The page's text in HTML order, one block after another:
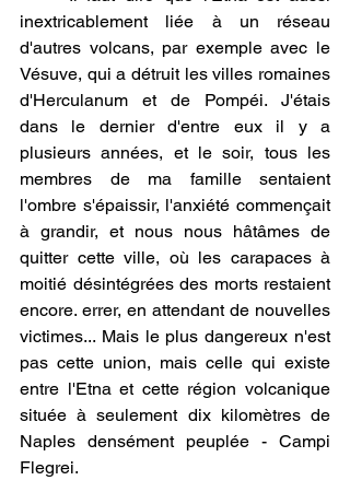
inextricablement liée à un réseau
d'autres volcans, par exemple avec le
Vésuve, qui a détruit les villes romaines
d'Herculanum et de Pompéi. J'étais
dans le dernier d'entre eux il y a
plusieurs années, et le soir, tous les
membres de ma famille sentaient
l'ombre s'épaissir, l'anxiété commençait
à grandir, et nous nous hâtâmes de
quitter cette ville, où les carapaces à
moitié désintégrées des morts restaient
encore. errer, en attendant de nouvelles
victimes... Mais le plus dangereux n'est
pas cette union, mais celle qui existe
entre l'Etna et cette région volcanique
située à seulement dix kilomètres de
Naples densément peuplée - Campi
Flegrei.